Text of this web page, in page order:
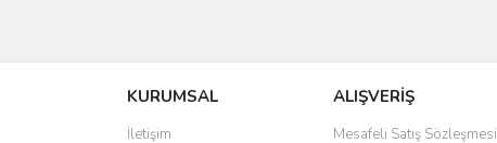
Ürün resmi kalitesiz, bozuk veya görüntülenemiyor.
Ürün açıklamasında eksik bilgiler bulunuyor.
KURUMSAL
İletişim
ALIŞVERİŞ
Mesafeli Satış Sözleşmesi